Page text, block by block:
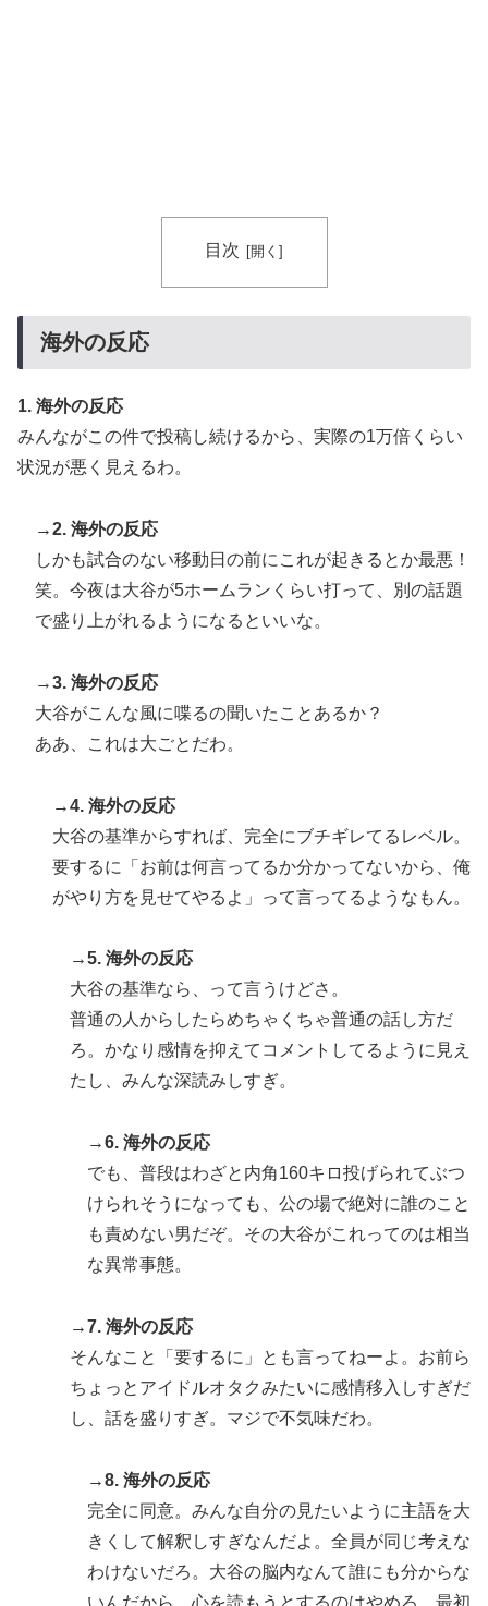
目次
海外の反応
1. 海外の反応
みんながこの件で投稿し続けるから、実際の1万倍くらい
状況が悪く見えるわ。
→2. 海外の反応
しかも試合のない移動日の前にこれが起きるとか最悪！
笑。今夜は大谷が5ホームランくらい打って、別の話題
で盛り上がれるようになるといいな。
→3. 海外の反応
大谷がこんな風に喋るの聞いたことあるか？
ああ、これは大ごとだわ。
→4. 海外の反応
大谷の基準からすれば、完全にブチギレてるレベル。
要するに「お前は何言ってるか分かってないから、俺
がやり方を見せてやるよ」って言ってるようなもん。
→5. 海外の反応
大谷の基準なら、って言うけどさ。
普通の人からしたらめちゃくちゃ普通の話し方だ
ろ。かなり感情を抑えてコメントしてるように見え
たし、みんな深読みしすぎ。
→6. 海外の反応
でも、普段はわざと内角160キロ投げられてぶつ
けられそうになっても、公の場で絶対に誰のこと
も責めない男だぞ。その大谷がこれってのは相当
な異常事態。
→7. 海外の反応
そんなこと「要するに」とも言ってねーよ。お前ら
ちょっとアイドルオタクみたいに感情移入しすぎだ
し、話を盛りすぎ。マジで不気味だわ。
→8. 海外の反応
完全に同意。みんな自分の見たいように主語を大
きくして解釈しすぎなんだよ。全員が同じ考えな
わけないだろ。大谷の脳内なんて誰にも分からな
いんだから、心を読もうとするのはやめろ。最初